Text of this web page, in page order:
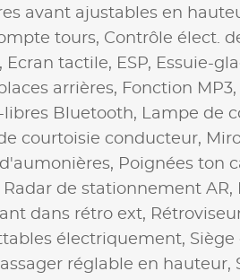
avant ajustables en
tours, Contrôle élect.
Ecran tactile, ESP, Essuie-
arrières, Fonction MP3,
libres Bluetooth, Lampe de
courtoisie conducteur,
Poignées ton
Radar de stationnement AR,
dans rétro ext,
électriquement,
réglable en hauteur,